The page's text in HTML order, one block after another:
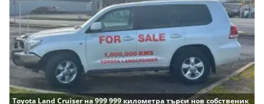
Toyota Land Cruiser на 999 999 километра търси нов собственик